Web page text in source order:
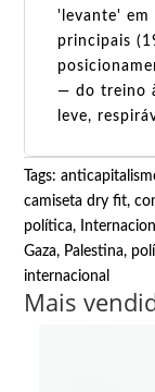
'levante' em
principais
— do treino
leve,
Tags:
camiseta dry fit,
política,
Gaza, Palestina,
internacional
Mais